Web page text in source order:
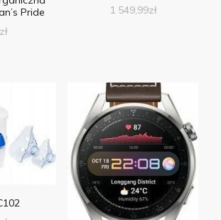
Pride
zł
1 549,99zł